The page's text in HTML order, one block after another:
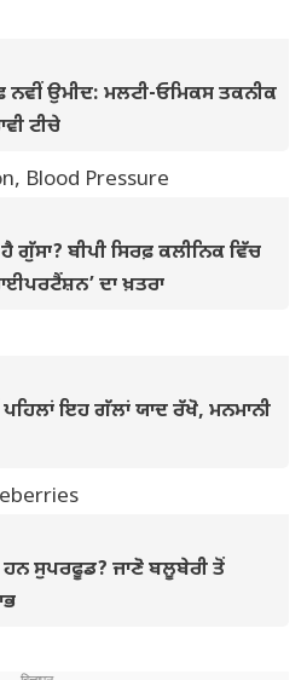
ਨਵੀਂ ਉਮੀਦ: ਮਲਟੀ-ਓਮਿਕਸ ਤਕਨੀਕ
ਟੀਚੇ
ਗੁੱਸਾ? ਬੀਪੀ ਸਿਰਫ਼ ਕਲੀਨਿਕ ਵਿੱਚ
ਦਾ ਖ਼ਤਰਾ
ਇਹ ਗੱਲਾਂ ਯਾਦ ਰੱਖੋ, ਮਨਮਾਨੀ
ਸੁਪਰਫੂਡ? ਜਾਣੋ ਬਲੂਬੇਰੀ ਤੋਂ